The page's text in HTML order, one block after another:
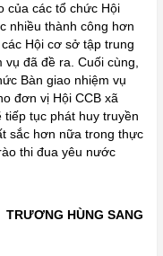
của các tổ chức Hội
nhiều thành công hơn
Hội cơ sở tập trung
đã đề ra. Cuối cùng,
Bàn giao nhiệm vụ
đơn vị Hội CCB xã
tiếp tục phát huy truyền
sắc hơn nữa trong thực
thi đua yêu nước
TRƯƠNG HÙNG SANG